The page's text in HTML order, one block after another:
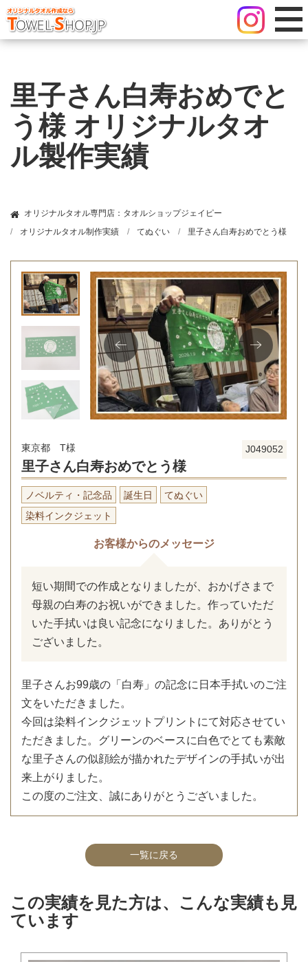
里子さん白寿おめでと
う様 オリジナルタオ
ル製作実績
オリジナルタオル専門店：タオルショップジェイピー
オリジナルタオル制作実績
てぬぐい 里子さん白寿おめでとう様
J049052
東京都 T様
里子さん白寿おめでとう様
ノベルティ・記念品 誕生日
てぬぐい
染料インクジェット
お客様からのメッセージ
短い期間での作成となりましたが、おかげさまで
母親の白寿のお祝いができました。作っていただ
いた手拭いは良い記念になりました。ありがとう
ございました。
里子さんお99歳の「白寿」の記念に日本手拭いのご注
文をいただきました。
今回は染料インクジェットプリントにて対応させてい
ただきました。グリーンのベースに白色でとても素敵
な里子さんの似顔絵が描かれたデザインの手拭いが出
来上がりました。
この度のご注文、誠にありがとうございました。
一覧に戻る
この実績を見た方は、こんな実績も見
ています